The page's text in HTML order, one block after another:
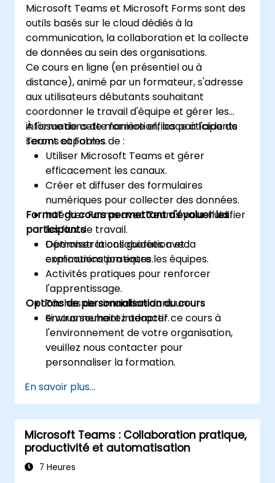
Microsoft Teams et Microsoft Forms sont des
outils basés sur le cloud dédiés à la
communication, la collaboration et la collecte
de données au sein des organisations.
Ce cours en ligne (en présentiel ou à
distance), animé par un formateur, s'adresse
aux utilisateurs débutants souhaitant
coordonner le travail d'équipe et gérer les
informations de manière efficace à l'aide de
Teams et Forms.
À l'issue de cette formation, les participants
seront capables de :
Utiliser Microsoft Teams et gérer
efficacement les canaux.
Créer et diffuser des formulaires
numériques pour collecter des données.
Intégrer Forms avec Teams pour fluidifier
les flux de travail.
Optimiser la collaboration et la
communication entre les équipes.
Format du cours permettant d'évaluer les
participants
Démonstrations guidées avec
explications pratiques.
Activités pratiques pour renforcer
l'apprentissage.
Tâches de simulation dans un
environnement interactif.
Options de personnalisation du cours
Si vous souhaitez adapter ce cours à
l'environnement de votre organisation,
veuillez nous contacter pour
personnaliser la formation.
En savoir plus...
Microsoft Teams : Collaboration pratique,
productivité et automatisation
7 Heures